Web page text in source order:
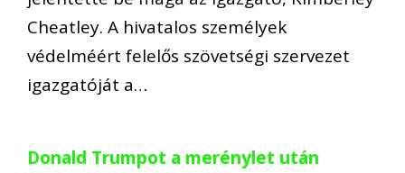
Cheatley. A hivatalos személyek
védelméért felelős szövetségi szervezet
igazgatóját a…
Donald Trumpot a merénylet után